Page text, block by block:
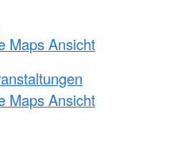
Maps Ansicht
Maps Ansicht